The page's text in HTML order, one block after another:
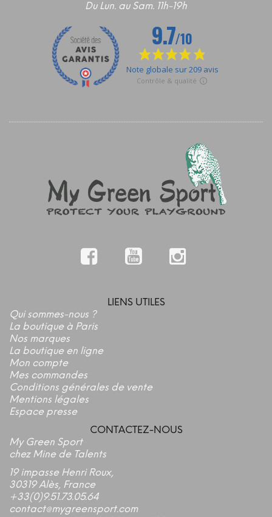
Du Lun. au Sam. 11h-19h
LIENS UTILES
Qui sommes-nous ?
La boutique à Paris
Nos marques
La boutique en ligne
Mon compte
Mes commandes
Conditions générales de vente
Mentions légales
Espace presse
CONTACTEZ-NOUS
My Green Sport
chez Mine de Talents
19 impasse Henri Roux,
30319 Alès, France
+33(0)9.51.73.05.64
contact@mygreensport.com